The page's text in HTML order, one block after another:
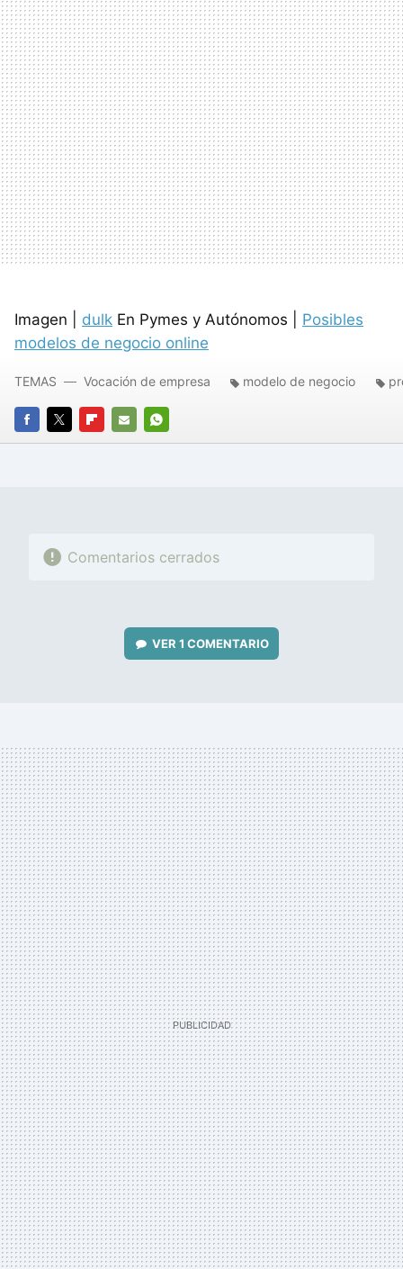
Imagen | dulk En Pymes y Autónomos | Posibles
modelos de negocio online
FACEBOOK
TWITTERFLIPBOARD
E-
WHATSAPP
TEMAS Vocación de empresa modelo de negocio
Comentarios cerrados
VER 1 COMENTARIO